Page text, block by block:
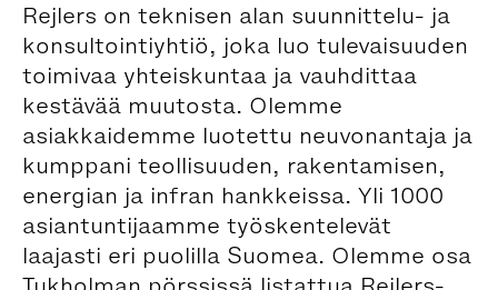
Rejlers on teknisen alan suunnittelu- ja
konsultointiyhtiö, joka luo tulevaisuuden
toimivaa yhteiskuntaa ja vauhdittaa
kestävää muutosta. Olemme
asiakkaidemme luotettu neuvonantaja ja
kumppani teollisuuden, rakentamisen,
energian ja infran hankkeissa. Yli 1000
asiantuntijaamme työskentelevät
laajasti eri puolilla Suomea. Olemme osa